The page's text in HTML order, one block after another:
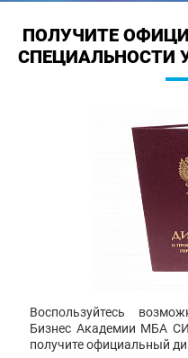
ПОЛУЧИТЕ
СПЕЦИАЛЬНОСТИ
Воспользуйтесь
Бизнес Академии МБА
получите официальный